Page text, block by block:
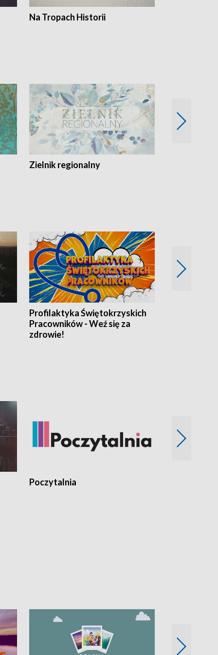
Na Tropach Historii
Zielnik regionalny
Profilaktyka Świętokrzyskich
Pracowników - Weź się za
zdrowie!
Poczytalnia